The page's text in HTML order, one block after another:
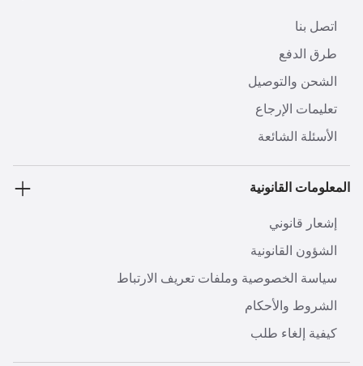
اتصل بنا
طرق الدفع
الشحن والتوصيل
تعليمات الإرجاع
الأسئلة الشائعة
المعلومات القانونية
إشعار قانوني
الشؤون القانونية
سياسة الخصوصية وملفات تعريف الارتباط
الشروط والأحكام
كيفية إلغاء طلب